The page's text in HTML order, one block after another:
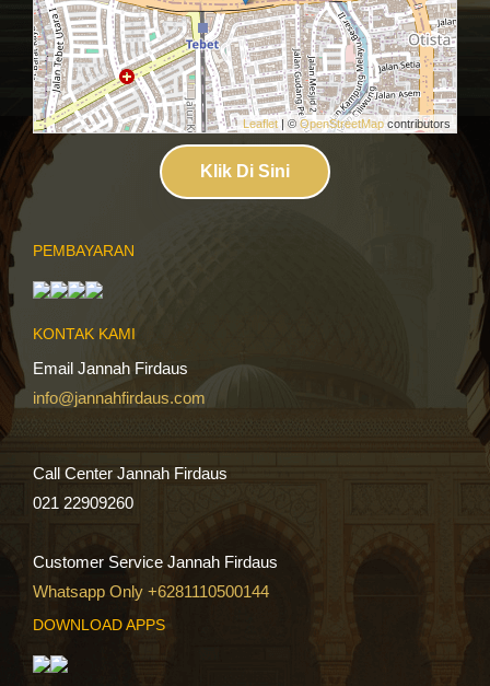
Leaflet | ©OpenStreetMap contributors
Klik Di Sini
PEMBAYARAN
KONTAK KAMI
Email Jannah Firdaus
info@jannahfirdaus.com
Call Center Jannah Firdaus
021 22909260
Customer Service Jannah Firdaus
Whatsapp Only +6281110500144
DOWNLOAD APPS